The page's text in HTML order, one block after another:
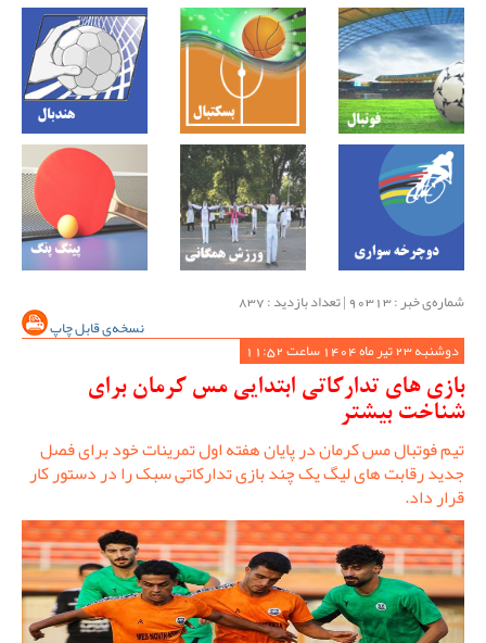
شماره‌ی خبر : ‌90313 | تعداد بازدید : 837
نسخه‌ی قابل چاپ
دوشنبه 23 تیر ماه 1404 ساعت 11:52
بازی های تدارکاتی ابتدایی مس کرمان برای
شناخت بیشتر
تیم فوتبال مس کرمان در پایان هفته اول تمرینات خود برای فصل
جدید رقابت های لیگ یک چند بازی تدارکاتی سبک را در دستور کار
قرار داد.